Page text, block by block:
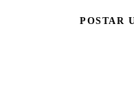
POSTAR